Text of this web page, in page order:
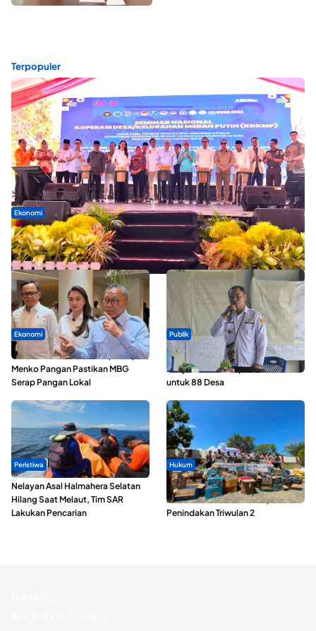
Terpopuler
Ekonomi
Seminar di Ternate, Mendes Perkuat Sinergi Percepatan
Kopdes Merah Putih
Ekonomi
SPPG di Maluku Utara Dipercepat,
Menko Pangan Pastikan MBG
Serap Pangan Lokal
Publik
ABDESI Morotai Apresiasi
Penyaluran ADD Rp3,13 Miliar
untuk 88 Desa
Peristiwa
Nelayan Asal Halmahera Selatan
Hilang Saat Melaut, Tim SAR
Lakukan Pencarian
Hukum
Polda Maluku Utara Musnahkan
Ribuan Liter Miras Hasil Operasi
Penindakan Triwulan 2